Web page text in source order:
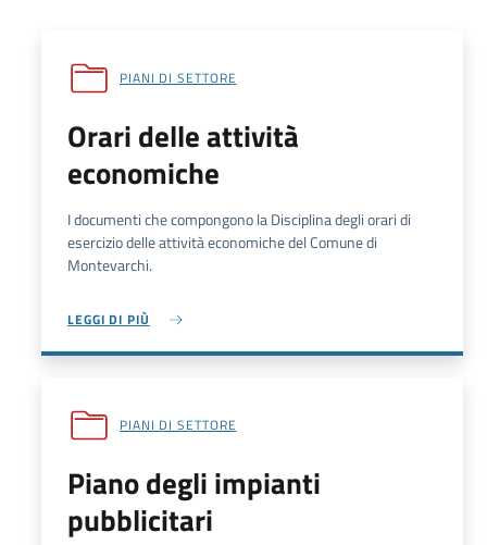
PIANI DI SETTORE
Orari delle attività
economiche
I documenti che compongono la Disciplina degli orari di
esercizio delle attività economiche del Comune di
Montevarchi.
LEGGI DI PIÙ
PIANI DI SETTORE
Piano degli impianti
pubblicitari